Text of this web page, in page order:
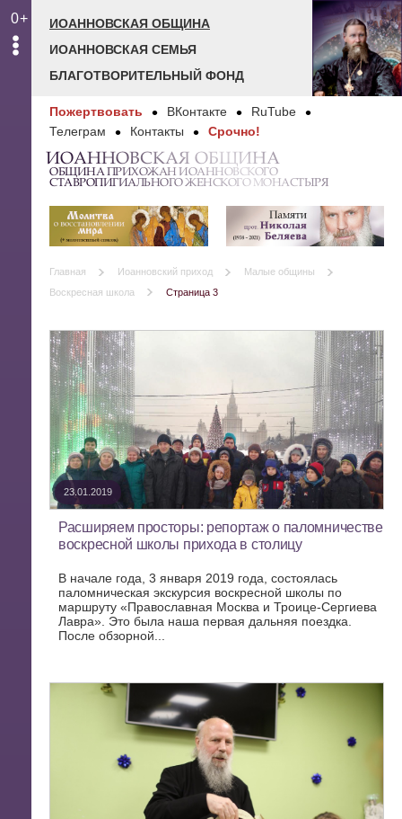
0+
ИОАННОВСКАЯ ОБЩИНА
ИОАННОВСКАЯ СЕМЬЯ
БЛАГОТВОРИТЕЛЬНЫЙ ФОНД
Пожертвовать ВКонтакте
RuTube
Телеграм
Контакты Срочно!
ИОАННОВСКАЯ ОБЩИНА
ОБЩИНА ПРИХОЖАН ИОАННОВСКОГО
СТАВРОПИГИАЛЬНОГО ЖЕНСКОГО МОНАСТЫРЯ
Главная Иоанновский приход
Малые общины
Воскресная школа
Страница 3
23.01.2019
Расширяем просторы: репортаж о паломничестве
воскресной школы прихода в столицу
В начале года, 3 января 2019 года, состоялась
паломническая экскурсия воскресной школы по
маршруту «Православная Москва и Троице-Сергиева
Лавра». Это была наша первая дальняя поездка.
После обзорной...